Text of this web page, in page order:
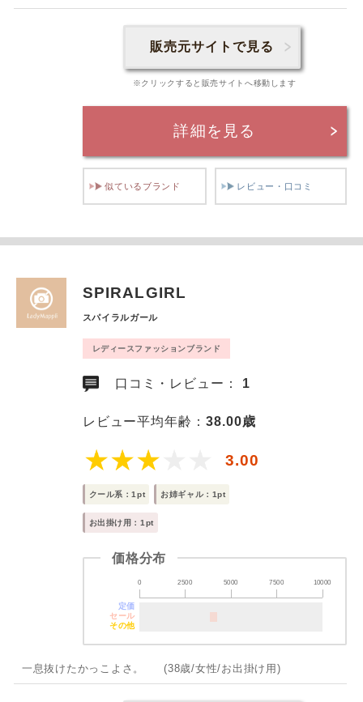
販売元サイトで見る
※クリックすると販売サイトへ移動します
詳細を見る
似ているブランド レビュー・口コミ
SPIRALGIRL
スパイラルガール
レディースファッションブランド
口コミ・レビュー： 1
レビュー平均年齢：38.00歳
3.00
クール系：1pt お姉ギャル：1pt
お出掛け用：1pt
価格分布
0 2500 5000 7500 10000
定価
セール
その他
一息抜けたかっこよさ。 (38歳/女性/お出掛け用)